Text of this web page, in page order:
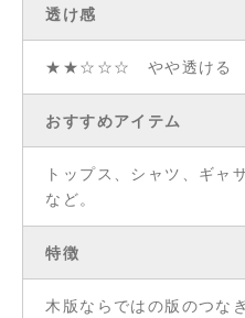
透け感
★★☆☆☆ やや透ける
おすすめアイテム
トップス、シャツ、ギャ
など。
特徴
木版ならではの版のつな